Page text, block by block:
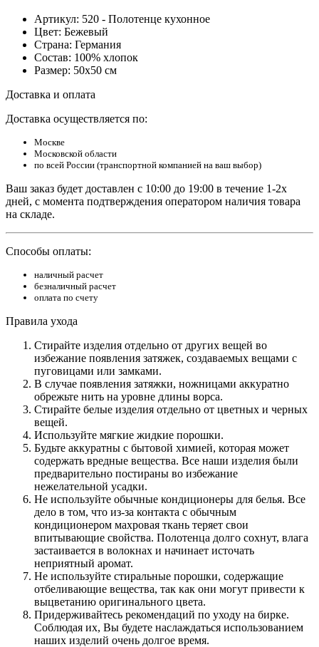
Артикул: 520 - Полотенце кухонное
Цвет: Бежевый
Страна: Германия
Состав: 100% хлопок
Размер: 50х50 см
Доставка и оплата
Доставка осуществляется по:
Москве
Московской области
по всей России (транспортной компанией на ваш выбор)
Ваш заказ будет доставлен с 10:00 до 19:00 в течение 1-2х
дней, с момента подтверждения оператором наличия товара
на складе.
Способы оплаты:
наличный расчет
безналичный расчет
оплата по счету
Правила ухода
Стирайте изделия отдельно от других вещей во
избежание появления затяжек, создаваемых вещами с
пуговицами или замками.
В случае появления затяжки, ножницами аккуратно
обрежьте нить на уровне длины ворса.
Стирайте белые изделия отдельно от цветных и черных
вещей.
Используйте мягкие жидкие порошки.
Будьте аккуратны с бытовой химией, которая может
содержать вредные вещества. Все наши изделия были
предварительно постираны во избежание
нежелательной усадки.
Не используйте обычные кондиционеры для белья. Все
дело в том, что из-за контакта с обычным
кондиционером махровая ткань теряет свои
впитывающие свойства. Полотенца долго сохнут, влага
застаивается в волокнах и начинает источать
неприятный аромат.
Не используйте стиральные порошки, содержащие
отбеливающие вещества, так как они могут привести к
выцветанию оригинального цвета.
Придерживайтесь рекомендаций по уходу на бирке.
Соблюдая их, Вы будете наслаждаться использованием
наших изделий очень долгое время.